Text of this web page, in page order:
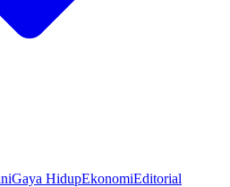
Gaya HidupEkonomiEditorial